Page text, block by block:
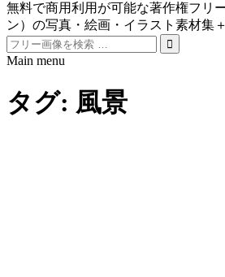
無料で商用利用が可能な著作権フリ
ン）の写真・絵画・イラスト素材集
Search
for:
Main menu
content
タグ: 風景